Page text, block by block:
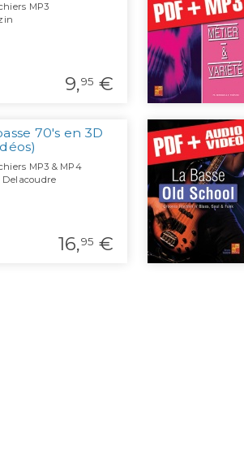
MP3
9,95 €
70's en 3D
MP3 & MP4
Delacoudre
16,95 €